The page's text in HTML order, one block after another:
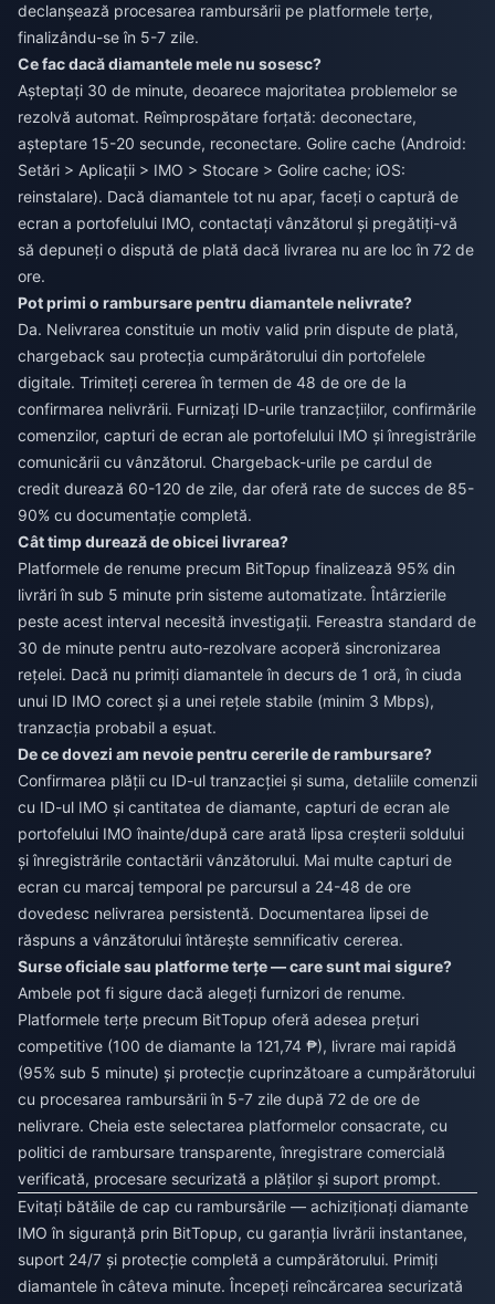
declanșează procesarea rambursării pe platformele terțe,
finalizându-se în 5-7 zile.
Ce fac dacă diamantele mele nu sosesc?
Așteptați 30 de minute, deoarece majoritatea problemelor se
rezolvă automat. Reîmprospătare forțată: deconectare,
așteptare 15-20 secunde, reconectare. Golire cache (Android:
Setări > Aplicații > IMO > Stocare > Golire cache; iOS:
reinstalare). Dacă diamantele tot nu apar, faceți o captură de
ecran a portofelului IMO, contactați vânzătorul și pregătiți-vă
să depuneți o dispută de plată dacă livrarea nu are loc în 72 de
ore.
Pot primi o rambursare pentru diamantele nelivrate?
Da. Nelivrarea constituie un motiv valid prin dispute de plată,
chargeback sau protecția cumpărătorului din portofelele
digitale. Trimiteți cererea în termen de 48 de ore de la
confirmarea nelivrării. Furnizați ID-urile tranzacțiilor, confirmările
comenzilor, capturi de ecran ale portofelului IMO și înregistrările
comunicării cu vânzătorul. Chargeback-urile pe cardul de
credit durează 60-120 de zile, dar oferă rate de succes de 85-
90% cu documentație completă.
Cât timp durează de obicei livrarea?
Platformele de renume precum BitTopup finalizează 95% din
livrări în sub 5 minute prin sisteme automatizate. Întârzierile
peste acest interval necesită investigații. Fereastra standard de
30 de minute pentru auto-rezolvare acoperă sincronizarea
rețelei. Dacă nu primiți diamantele în decurs de 1 oră, în ciuda
unui ID IMO corect și a unei rețele stabile (minim 3 Mbps),
tranzacția probabil a eșuat.
De ce dovezi am nevoie pentru cererile de rambursare?
Confirmarea plății cu ID-ul tranzacției și suma, detaliile comenzii
cu ID-ul IMO și cantitatea de diamante, capturi de ecran ale
portofelului IMO înainte/după care arată lipsa creșterii soldului
și înregistrările contactării vânzătorului. Mai multe capturi de
ecran cu marcaj temporal pe parcursul a 24-48 de ore
dovedesc nelivrarea persistentă. Documentarea lipsei de
răspuns a vânzătorului întărește semnificativ cererea.
Surse oficiale sau platforme terțe — care sunt mai sigure?
Ambele pot fi sigure dacă alegeți furnizori de renume.
Platformele terțe precum BitTopup oferă adesea prețuri
competitive (100 de diamante la 121,74 ₱), livrare mai rapidă
(95% sub 5 minute) și protecție cuprinzătoare a cumpărătorului
cu procesarea rambursării în 5-7 zile după 72 de ore de
nelivrare. Cheia este selectarea platformelor consacrate, cu
politici de rambursare transparente, înregistrare comercială
verificată, procesare securizată a plăților și suport prompt.
Evitați bătăile de cap cu rambursările — achiziționați diamante
IMO în siguranță prin BitTopup, cu garanția livrării instantanee,
suport 24/7 și protecție completă a cumpărătorului. Primiți
diamantele în câteva minute. Începeți reîncărcarea securizată